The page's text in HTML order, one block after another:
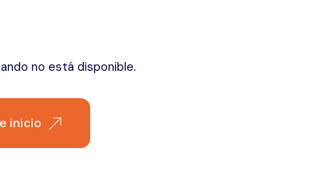
no está disponible.
inicio